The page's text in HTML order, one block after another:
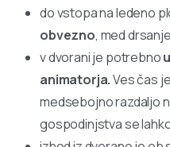
do vstopa na ledeno
obvezno, med
v dvorani je potrebno
animatorja.Ves čas
medsebojno razdaljo
gospodinjstva se